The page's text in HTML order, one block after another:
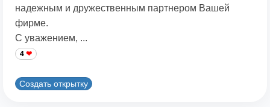
надежным и дружественным партнером Вашей
фирме.
С уважением, ...
4
Создать открытку